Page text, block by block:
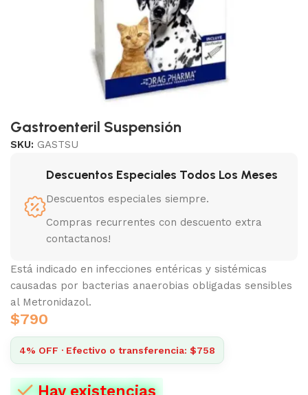
Gastroenteril Suspensión
SKU: GASTSU
Descuentos Especiales Todos Los Meses
Descuentos especiales siempre.
Compras recurrentes con descuento extra
contactanos!
Está indicado en infecciones entéricas y sistémicas
causadas por bacterias anaerobias obligadas sensibles
al Metronidazol.
$790
4% OFF · Efectivo o transferencia: $758
Hay existencias